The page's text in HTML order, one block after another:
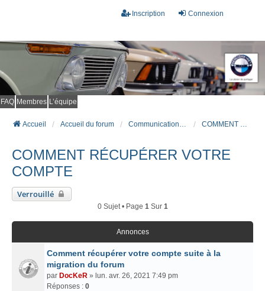
Connexion
Inscription
FAQ Membres L’équipe
Accueil Accueil du forum Communications Importantes COMMENT RÉCUPÉRER VOTRE COMPTE
COMMENT RÉCUPÉRER VOTRE
COMPTE
Verrouillé
0 Sujet • Page 1Sur 1
Annonces
Comment récupérer votre compte suite à la
migration du forum
par DocKeR » lun. avr. 26, 2021 7:49 pm
Réponses : 0